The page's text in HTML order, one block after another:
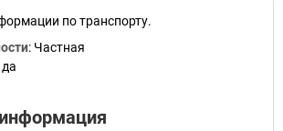
по транспорту.
: Частная
да